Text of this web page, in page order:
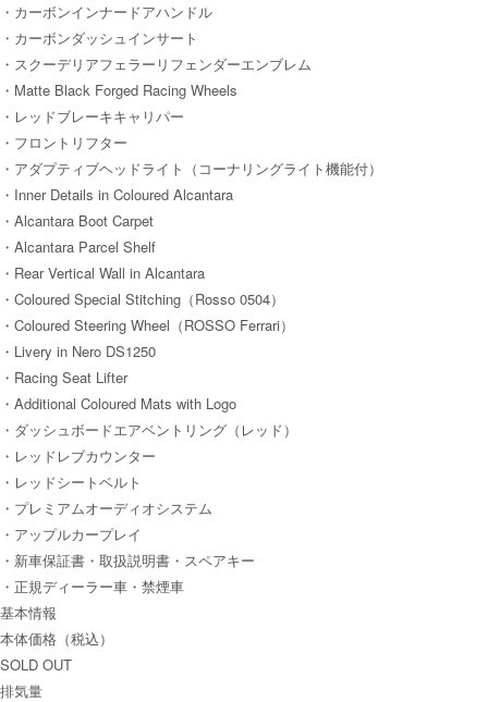
・カーボンインナードアハンドル
・カーボンダッシュインサート
・スクーデリアフェラーリフェンダーエンブレム
・Matte Black Forged Racing Wheels
・レッドブレーキキャリパー
・フロントリフター
・アダプティブヘッドライト（コーナリングライト機能付）
・Inner Details in Coloured Alcantara
・Alcantara Boot Carpet
・Alcantara Parcel Shelf
・Rear Vertical Wall in Alcantara
・Coloured Special Stitching（Rosso 0504）
・Coloured Steering Wheel（ROSSO Ferrari）
・Livery in Nero DS1250
・Racing Seat Lifter
・Additional Coloured Mats with Logo
・ダッシュボードエアベントリング（レッド）
・レッドレブカウンター
・レッドシートベルト
・プレミアムオーディオシステム
・アップルカープレイ
・新車保証書・取扱説明書・スペアキー
・正規ディーラー車・禁煙車
基本情報
本体価格（税込）
SOLD OUT
排気量